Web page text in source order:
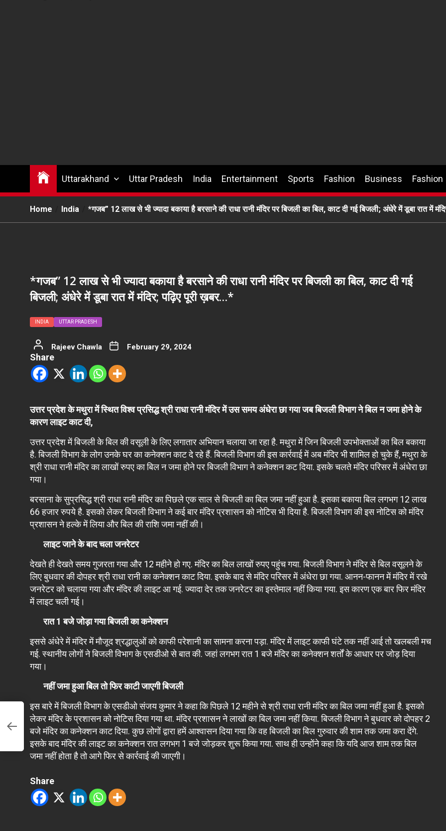
Uttarakhand Uttar Pradesh India Entertainment Sports Fashion Business Fashion
Home India *गजब” 12 लाख से भी ज्यादा बकाया है बरसाने की राधा रानी मंदिर पर बिजली का बिल, काट दी गई बिजली; अंधेरे में डूबा रात में
*गजब” 12 लाख से भी ज्यादा बकाया है बरसाने की राधा रानी मंदिर पर बिजली का बिल, काट दी गई
बिजली; अंधेरे में डूबा रात में मंदिर; पढ़िए पूरी ख़बर…*
INDIA UTTAR PRADESH
Rajeev Chawla February 29, 2024
Share
उत्तर प्रदेश के मथुरा में स्थित विश्व प्रसिद्ध श्री राधा रानी मंदिर में उस समय अंधेरा छा गया जब बिजली विभाग ने बिल न जमा होने के
कारण लाइट काट दी,
उत्तर प्रदेश में बिजली के बिल की वसूली के लिए लगातार अभियान चलाया जा रहा है. मथुरा में जिन बिजली उपभोक्ताओं का बिल बकाया
है. बिजली विभाग के लोग उनके घर का कनेक्शन काट दे रहे हैं. बिजली विभाग की इस कार्रवाई में अब मंदिर भी शामिल हो चुके हैं, मथुरा के
श्री राधा रानी मंदिर का लाखों रुपए का बिल न जमा होने पर बिजली विभाग ने कनेक्शन कट दिया. इसके चलते मंदिर परिसर में अंधेरा छा
गया।
बरसाना के सुप्रसिद्ध श्री राधा रानी मंदिर का पिछले एक साल से बिजली का बिल जमा नहीं हुआ है. इसका बकाया बिल लगभग 12 लाख
66 हजार रुपये है. इसको लेकर बिजली विभाग ने कई बार मंदिर प्रशासन को नोटिस भी दिया है. बिजली विभाग की इस नोटिस को मंदिर
प्रशासन ने हल्के में लिया और बिल की राशि जमा नहीं की।
लाइट जाने के बाद चला जनरेटर
देखते ही देखते समय गुजरता गया और 12 महीने हो गए. मंदिर का बिल लाखों रुपए पहुंच गया. बिजली विभाग ने मंदिर से बिल वसूलने के
लिए बुधवार की दोपहर श्री राधा रानी का कनेक्शन काट दिया. इसके बाद से मंदिर परिसर में अंधेरा छा गया. आनन-फानन में मंदिर में रखे
जनरेटर को चलाया गया और मंदिर की लाइट आ गई. ज्यादा देर तक जनरेटर का इस्तेमाल नहीं किया गया. इस कारण एक बार फिर मंदिर
में लाइट चली गई।
रात 1 बजे जोड़ा गया बिजली का कनेक्शन
इससे अंधेरे में मंदिर में मौजूद श्रद्धालुओं को काफी परेशानी का सामना करना पड़ा. मंदिर में लाइट काफी घंटे तक नहीं आई तो खलबली मच
गई. स्थानीय लोगों ने बिजली विभाग के एसडीओ से बात की. जहां लगभग रात 1 बजे मंदिर का कनेक्शन शर्तों के आधार पर जोड़ दिया
गया।
नहीं जमा हुआ बिल तो फिर काटी जाएगी बिजली
इस बारे में बिजली विभाग के एसडीओ संजय कुमार ने कहा कि पिछले 12 महीने से श्री राधा रानी मंदिर का बिल जमा नहीं हुआ है. इसको
लेकर मंदिर के प्रशासन को नोटिस दिया गया था. मंदिर प्रशासन ने लाखों का बिल जमा नहीं किया. बिजली विभाग ने बुधवार को दोपहर 2
बजे मंदिर का कनेक्शन काट दिया. कुछ लोगों द्वारा हमें आश्वासन दिया गया कि वह बिजली का बिल गुरुवार की शाम तक जमा करा देंगे.
इसके बाद मंदिर की लाइट का कनेक्शन रात लगभग 1 बजे जोड़कर शुरू किया गया. साथ ही उन्होंने कहा कि यदि आज शाम तक बिल
जमा नहीं होता है तो आगे फिर से कार्रवाई की जाएगी।
Share